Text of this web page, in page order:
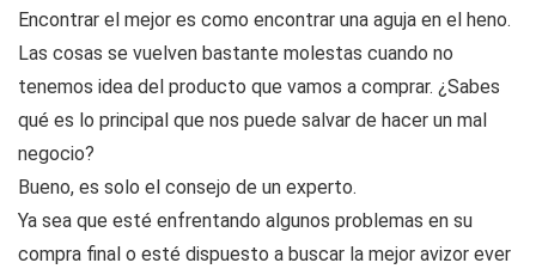
Encontrar el mejor es como encontrar una aguja en el heno.
Las cosas se vuelven bastante molestas cuando no
tenemos idea del producto que vamos a comprar. ¿Sabes
qué es lo principal que nos puede salvar de hacer un mal
negocio?
Bueno, es solo el consejo de un experto.
Ya sea que esté enfrentando algunos problemas en su
compra final o esté dispuesto a buscar la mejor avizor ever